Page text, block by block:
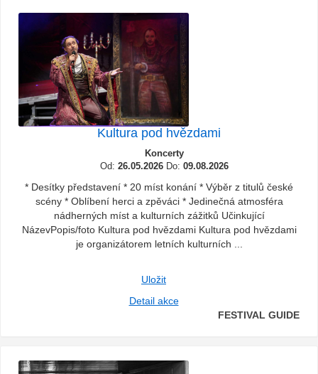
Kultura pod hvězdami
Koncerty
Od: 26.05.2026 Do: 09.08.2026
* Desítky představení * 20 míst konání * Výběr z titulů české
scény * Oblíbení herci a zpěváci * Jedinečná atmosféra
nádherných míst a kulturních zážitků Učinkující
NázevPopis/foto Kultura pod hvězdami Kultura pod hvězdami
je organizátorem letních kulturních ...
Uložit
Detail akce
FESTIVAL GUIDE